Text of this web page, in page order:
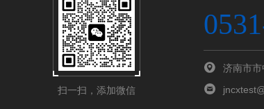
扫一扫，添加微信
济南市